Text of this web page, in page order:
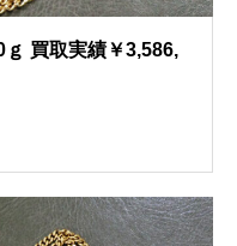
買取実績￥3,586,